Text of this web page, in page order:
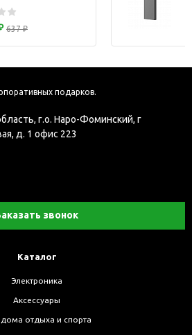
637 ₽
подарков.
г.о. Наро-Фоминский, г
д. 1 офис 223
звонок
Каталог
Электроника
Аксессуары
отдыха и спорта